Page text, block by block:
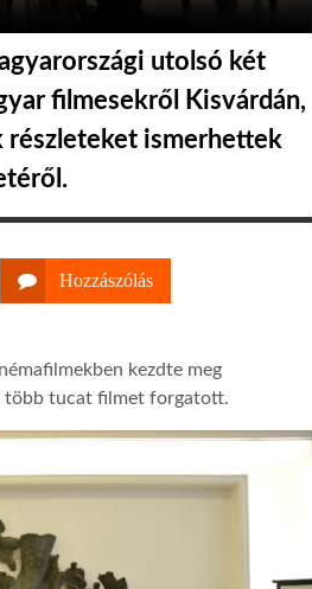
utolsó két
filmesekről Kisvárdán,
részleteket ismerhettek
Hozzászólás
kezdte meg
több tucat filmet forgatott.